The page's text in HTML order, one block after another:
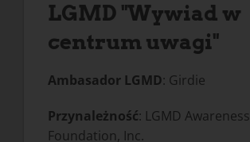
LGMD "Wywiad w
centrum uwagi"
Ambasador LGMD: Girdie
Przynależność: LGMD Awareness
Foundation, Inc.